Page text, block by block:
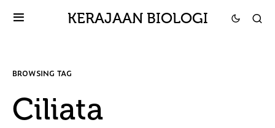
KERAJAAN BIOLOGI
BROWSING TAG
Ciliata